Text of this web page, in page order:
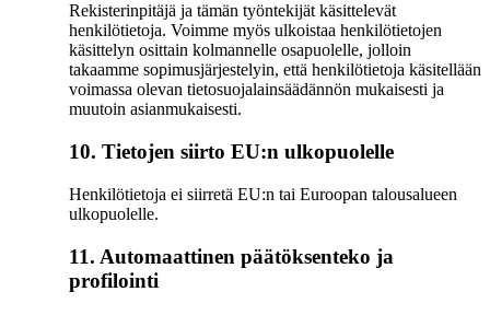
Rekisterinpitäjä ja tämän työntekijät käsittelevät
henkilötietoja. Voimme myös ulkoistaa henkilötietojen
käsittelyn osittain kolmannelle osapuolelle, jolloin
takaamme sopimusjärjestelyin, että henkilötietoja käsitellään
voimassa olevan tietosuojalainsäädännön mukaisesti ja
muutoin asianmukaisesti.
10. Tietojen siirto EU:n ulkopuolelle
Henkilötietoja ei siirretä EU:n tai Euroopan talousalueen
ulkopuolelle.
11. Automaattinen päätöksenteko ja
profilointi